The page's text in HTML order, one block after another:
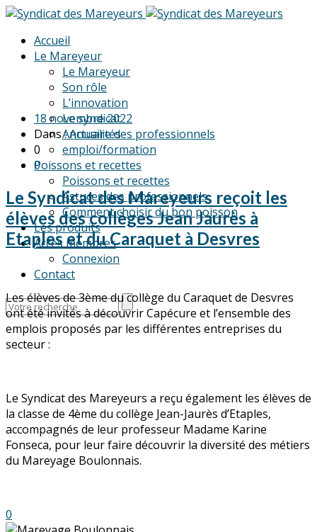
Accueil
Le Mareyeur
Le Mareyeur
Son rôle
L’innovation
Le syndicat
Annuaire des professionnels
emploi/formation
Poissons et recettes
Poissons et recettes
Astuces des professionnels
Comment choisir du bon poisson
Les produits
Accès membres
Connexion
Contact
Search
for:
18 novembre 2022
Dans :Actualités
0
0
Le Syndicat des Mareyeurs reçoit les
élèves des collèges Jean Jaurès à
Etaples et du Caraquet à Desvres
Les élèves de 3ème du collège du Caraquet de Desvres
ont été invités à découvrir Capécure et l’ensemble des
emplois proposés par les différentes entreprises du
secteur :
Le Syndicat des Mareyeurs a reçu également les élèves de
la classe de 4ème du collège Jean-Jaurès d’Etaples,
accompagnés de leur professeur Madame Karine
Fonseca, pour leur faire découvrir la diversité des métiers
du Mareyage Boulonnais.
0